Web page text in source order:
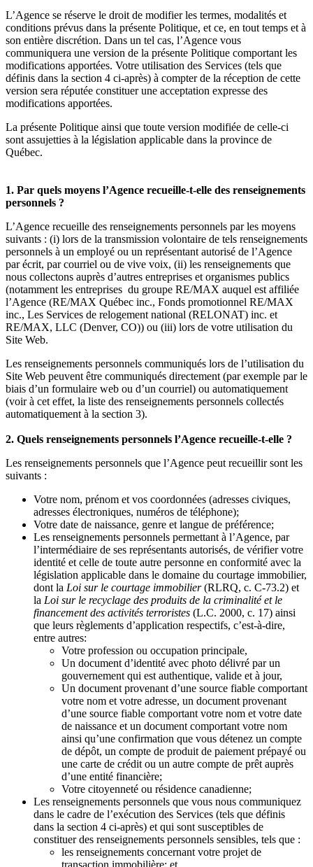
L’Agence se réserve le droit de modifier les termes, modalités et
conditions prévus dans la présente Politique, et ce, en tout temps et à
son entière discrétion. Dans un tel cas, l’Agence vous
communiquera une version de la présente Politique comportant les
modifications apportées. Votre utilisation des Services (tels que
définis dans la section 4 ci-après) à compter de la réception de cette
version sera réputée constituer une acceptation expresse des
modifications apportées.
La présente Politique ainsi que toute version modifiée de celle-ci
sont assujetties à la législation applicable dans la province de
Québec.
1. Par quels moyens l’Agence recueille-t-elle des renseignements
personnels ?
L’Agence recueille des renseignements personnels par les moyens
suivants : (i) lors de la transmission volontaire de tels renseignements
personnels à un employé ou un représentant autorisé de l’Agence
par écrit, par courriel ou de vive voix, (ii) les renseignements que
nous collectons auprès d’autres entreprises et organismes publics
(notamment les entreprises du groupe RE/MAX auquel est affiliée
l’Agence (RE/MAX Québec inc., Fonds promotionnel RE/MAX
inc., Les Services de relogement national (RELONAT) inc. et
RE/MAX, LLC (Denver, CO)) ou (iii) lors de votre utilisation du
Site Web.
Les renseignements personnels communiqués lors de l’utilisation du
Site Web peuvent être communiqués directement (par exemple par le
biais d’un formulaire web ou d’un courriel) ou automatiquement
(voir à cet effet, la liste des renseignements personnels collectés
automatiquement à la section 3).
2. Quels renseignements personnels l’Agence recueille-t-elle ?
Les renseignements personnels que l’Agence peut recueillir sont les
suivants :
Votre nom, prénom et vos coordonnées (adresses civiques,
adresses électroniques, numéros de téléphone);
Votre date de naissance, genre et langue de préférence;
Les renseignements personnels permettant à l’Agence, par
l’intermédiaire de ses représentants autorisés, de vérifier votre
identité et celle de toute autre personne en conformité avec la
législation applicable dans le domaine du courtage immobilier,
dont la Loi sur le courtage immobilier(RLRQ, c. C-73.2) et
la Loi sur le recyclage des produits de la criminalité et le
financement des activités terroristes (L.C. 2000, c. 17) ainsi
que leurs règlements d’application respectifs, c’est-à-dire,
entre autres:
Votre profession ou occupation principale,
Un document d’identité avec photo délivré par un
gouvernement qui est authentique, valide et à jour,
Un document provenant d’une source fiable comportant
votre nom et votre adresse, un document provenant
d’une source fiable comportant votre nom et votre date
de naissance et un document comportant votre nom
ainsi qu’une confirmation que vous détenez un compte
de dépôt, un compte de produit de paiement prépayé ou
une carte de crédit ou un autre compte de prêt auprès
d’une entité financière;
Votre citoyenneté ou résidence canadienne;
Les renseignements personnels que vous nous communiquez
dans le cadre de l’exécution des Services (tels que définis
dans la section 4 ci-après) et qui sont susceptibles de
constituer des renseignements personnels sensibles, tels que :
les renseignements concernant votre projet de
transaction immobilière; et